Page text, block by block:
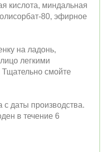
кислота, миндальная
80, эфирное
на ладонь,
легкими
смойте
с даты производства.
в течение 6